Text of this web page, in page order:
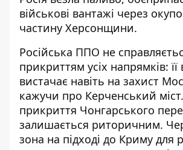
військові вантажі через
частину Херсонщини.
Російська ППО не
прикриттям усіх напрямків:
вистачає навіть на захист
кажучи про Керченський
прикриття Чонгарського
залишається риторичним.
зона на підході до Криму для